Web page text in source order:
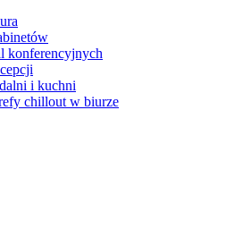
konferencyjnych
i kuchni
chillout w biurze